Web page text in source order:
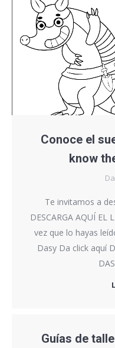
Conoce el
know
Te invitamos a
DESCARGA AQUÍ EL
vez que lo hayas
Dasy Da click aquí
Guías de